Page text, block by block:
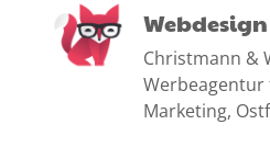
Christmann &
Werbeagentur
Marketing,